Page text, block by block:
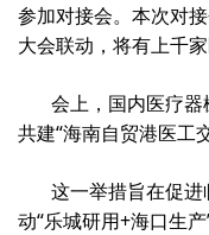
参加对接会。本次对
大会联动，将有上千
会上，国内医疗
共建“海南自贸港医工
这一举措旨在促
动“乐城研用+海口生产